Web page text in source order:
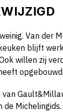
Van der
blijft
willen zij
opgebouwd.